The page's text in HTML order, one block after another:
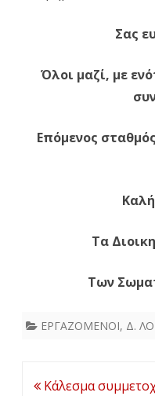
Σας
Όλοι μαζί, με
Επόμενος
Τα
Των Σ
ΕΡΓΑΖΟΜΕΝΟΙ, Δ.
Πλοήγηση
Κάλεσμα